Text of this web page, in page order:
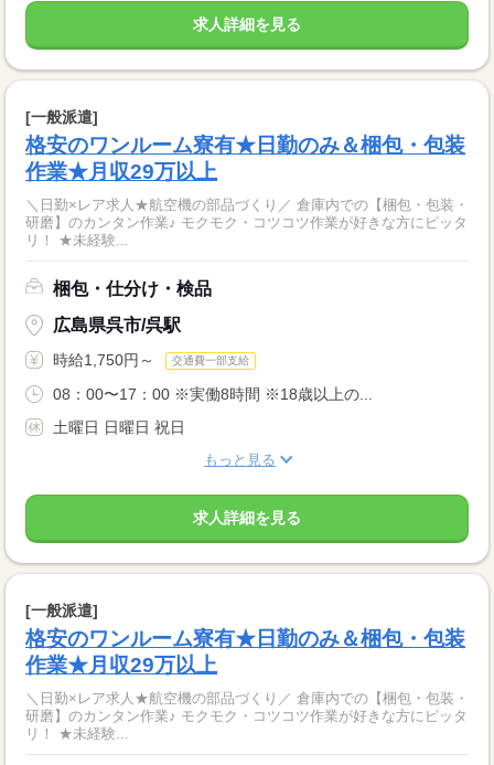
求人詳細を見る
[一般派遣]
格安のワンルーム寮有★日勤のみ＆梱包・包装
作業★月収29万以上
＼日勤×レア求人★航空機の部品づくり／ 倉庫内での【梱包・包装・
研磨】のカンタン作業♪ モクモク・コツコツ作業が好きな方にピッタ
リ！ ★未経験...
梱包・仕分け・検品
広島県呉市/呉駅
時給1,750円～ 交通費一部支給
08：00〜17：00 ※実働8時間 ※18歳以上の...
土曜日 日曜日 祝日
もっと見る
求人詳細を見る
[一般派遣]
格安のワンルーム寮有★日勤のみ＆梱包・包装
作業★月収29万以上
＼日勤×レア求人★航空機の部品づくり／ 倉庫内での【梱包・包装・
研磨】のカンタン作業♪ モクモク・コツコツ作業が好きな方にピッタ
リ！ ★未経験...